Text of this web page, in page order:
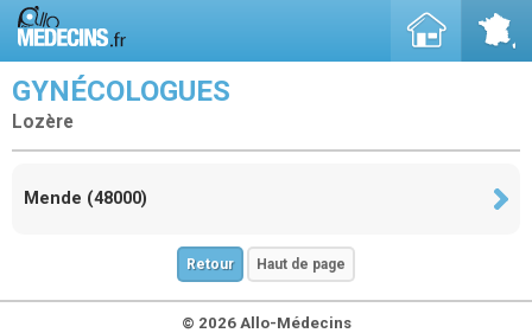
GYNÉCOLOGUES
Lozère
Mende (48000)
Retour Haut de page
© 2026 Allo-Médecins